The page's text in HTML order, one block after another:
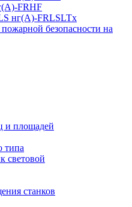
FRHF
нг(A)-FRLSLTx
безопасности на
и площадей
типа
световой
станков